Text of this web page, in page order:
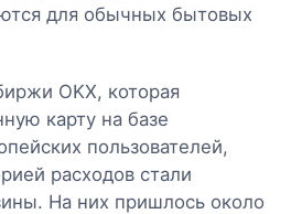
для обычных бытовых
OKX, которая
карту на базе
пользователей,
расходов стали
На них пришлось около